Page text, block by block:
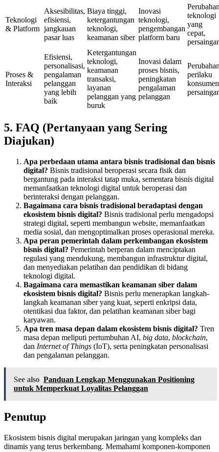
Teknologi
& Platform
Aksesibilitas,
efisiensi,
jangkauan
pasar luas
Biaya tinggi,
ketergantungan
teknologi,
keamanan siber
Inovasi
teknologi,
pengembangan
platform baru
teknologi
yang
cepat,
Proses &
Interaksi
Efisiensi,
personalisasi,
pengalaman
pelanggan
yang lebih
baik
Ketergantungan
teknologi,
keamanan
transaksi,
layanan
pelanggan yang
buruk
Inovasi dalam
proses bisnis,
peningkatan
pengalaman
pelanggan
perilaku
5. FAQ (Pertanyaan yang Sering
Diajukan)
Apa perbedaan utama antara bisnis tradisional dan bisnis
digital? Bisnis tradisional beroperasi secara fisik dan
bergantung pada interaksi tatap muka, sementara bisnis digital
memanfaatkan teknologi digital untuk beroperasi dan
berinteraksi dengan pelanggan.
Bagaimana cara bisnis tradisional beradaptasi dengan
ekosistem bisnis digital? Bisnis tradisional perlu mengadopsi
strategi digital, seperti membangun website, memanfaatkan
media sosial, dan mengoptimalkan proses operasional mereka.
Apa peran pemerintah dalam perkembangan ekosistem
bisnis digital? Pemerintah berperan dalam menciptakan
regulasi yang mendukung, membangun infrastruktur digital,
dan menyediakan pelatihan dan pendidikan di bidang
teknologi digital.
Bagaimana cara memastikan keamanan siber dalam
ekosistem bisnis digital? Bisnis perlu menerapkan langkah-
langkah keamanan siber yang kuat, seperti enkripsi data,
otentikasi dua faktor, dan pelatihan keamanan siber bagi
karyawan.
Apa tren masa depan dalam ekosistem bisnis digital? Tren
masa depan meliputi pertumbuhan AI, big data, blockchain,
dan Internet of Things (IoT), serta peningkatan personalisasi
dan pengalaman pelanggan.
See also Panduan Lengkap Menggunakan Positioning
untuk Memperkuat Loyalitas Pelanggan
Penutup
Ekosistem bisnis digital merupakan jaringan yang kompleks dan
dinamis yang terus berkembang. Memahami komponen-komponen